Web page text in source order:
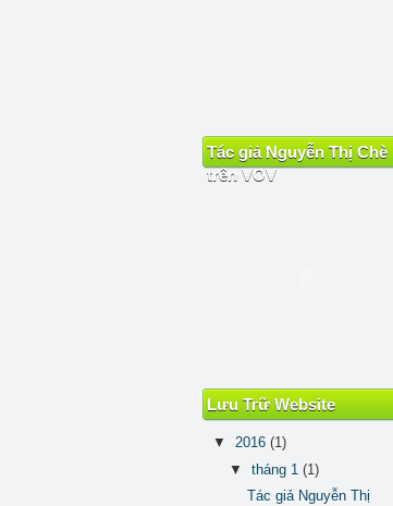
Tác giả Nguyễn Thị Chè
trên VOV
Lưu Trữ Website
▼ 2016 (1)
▼tháng 1(1)
Tác giả Nguyễn Thị